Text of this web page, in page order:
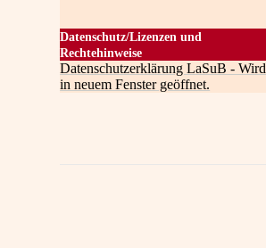
Datenschutz/Lizenzen und
Rechtehinweise
Datenschutzerklärung LaSuB - Wird
in neuem Fenster geöffnet.